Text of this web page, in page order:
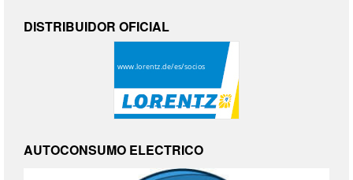
DISTRIBUIDOR OFICIAL
AUTOCONSUMO ELECTRICO